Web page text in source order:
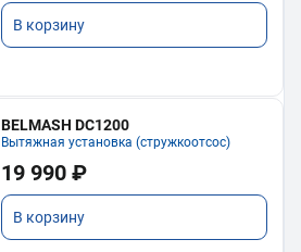
В корзину
BELMASH DC1200
Вытяжная установка (стружкоотсос)
19 990 ₽
В корзину